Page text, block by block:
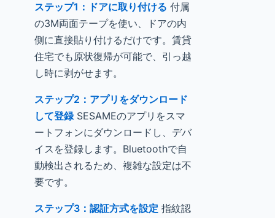
ステップ1：ドアに取り付ける 付属
の3M両面テープを使い、ドアの内
側に直接貼り付けるだけです。賃貸
住宅でも原状復帰が可能で、引っ越
し時に剥がせます。
ステップ2：アプリをダウンロード
して登録SESAMEのアプリをスマ
ートフォンにダウンロードし、デバ
イスを登録します。Bluetoothで自
動検出されるため、複雑な設定は不
要です。
ステップ3：認証方式を設定 指紋認